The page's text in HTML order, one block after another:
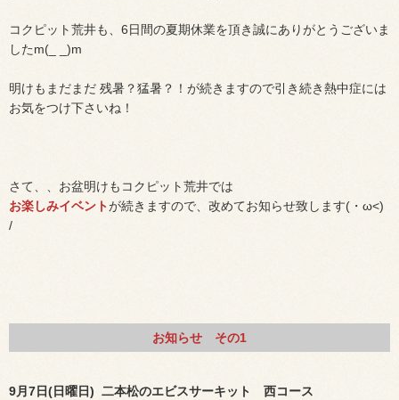
コクピット荒井も、6日間の夏期休業を頂き誠にありがとうございま
したm(_ _)m
明けもまだまだ 残暑？猛暑？！が続きますので引き続き熱中症には
お気をつけ下さいね！
さて、、お盆明けもコクピット荒井では
お楽しみイベントが続きますので、改めてお知らせ致します(・ω<)
/
お知らせ その1
9月7日(日曜日) 二本松のエビスサーキット 西コース